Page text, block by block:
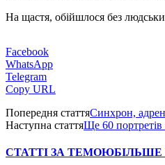
На щастя, обійшлося без
Facebook
WhatsApp
Telegram
Copy URL
Попередня статтяСинхрон,
Наступна статтяЩе 60 портретів
СТАТТІ ЗА ТЕМОЮБІЛЬШЕ